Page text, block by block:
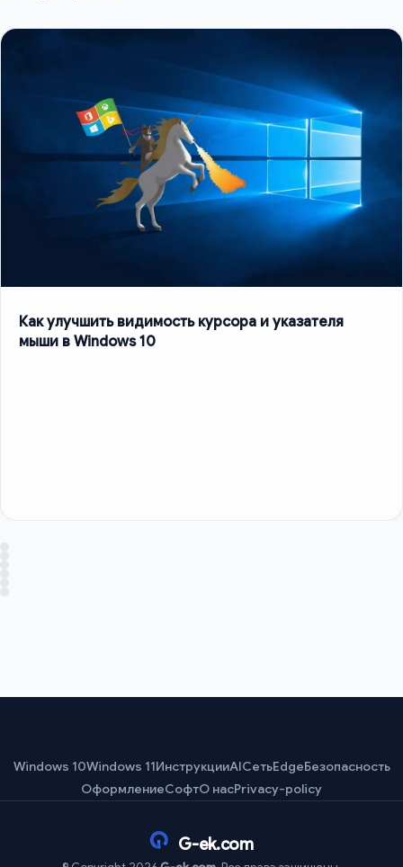
Как улучшить видимость курсора и указателя
мыши в Windows 10
Windows 10Windows 11ИнструкцииAIСетьEdgeБезопасность
ОформлениеСофтО насPrivacy-policy
G-ek.com